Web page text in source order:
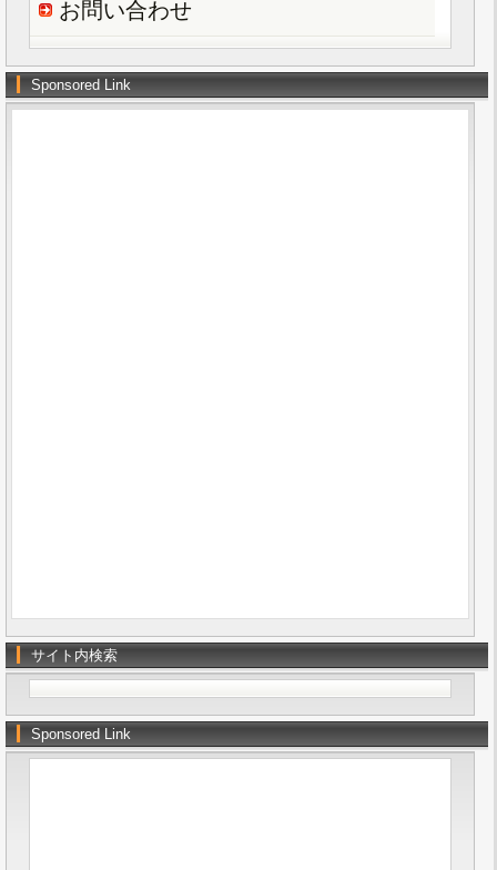
お問い合わせ
Sponsored Link
サイト内検索
Sponsored Link